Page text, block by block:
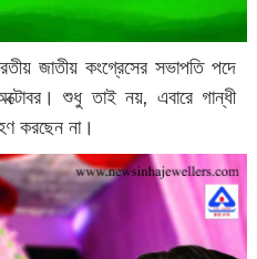
জাতীয় কংগ্রেসের সভাপতি পদে
শুধু তাই নয়, এবারে ‌গান্ধী
করছেন না।